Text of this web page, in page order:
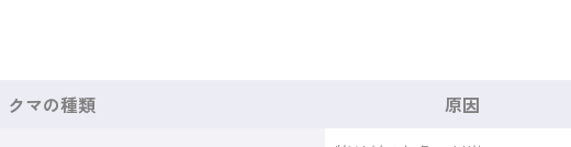
クマの種類 原因